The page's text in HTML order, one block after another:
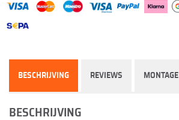
BESCHRIJVING REVIEWS MONTAGE
BESCHRIJVING